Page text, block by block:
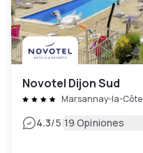
Novotel Dijon Sud
Marsannay-la-Côte
4.3/5|19 Opiniones